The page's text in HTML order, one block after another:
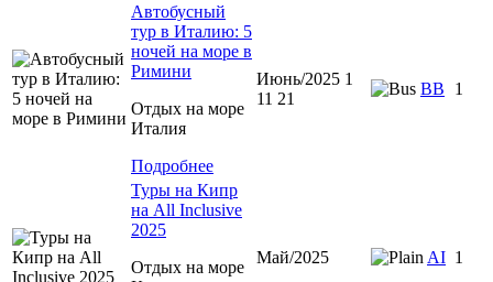
Автобусный
тур в Италию: 5
ночей на море в
Римини
Отдых на море
Италия
Подробнее
Июнь/2025 1
11 21
ВВ 1
Туры на Кипр
на All Inclusive
2025
Отдых на море
Май/2025 AI 1